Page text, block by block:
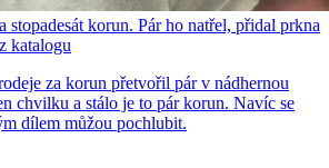
stopadesát korun. Pár ho natřel, přidal prkna
katalogu
za korun přetvořil pár v nádhernou
chvilku a stálo je to pár korun. Navíc se
dílem můžou pochlubit.